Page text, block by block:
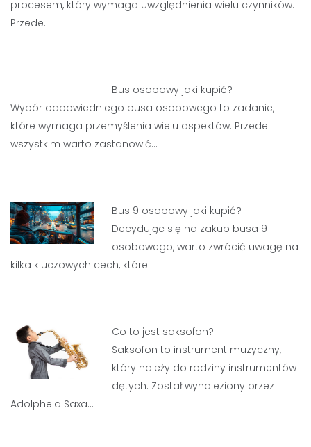
procesem, który wymaga uwzględnienia wielu czynników.
Przede…
Bus osobowy jaki kupić?
Wybór odpowiedniego busa osobowego to zadanie,
które wymaga przemyślenia wielu aspektów. Przede
wszystkim warto zastanowić…
Bus 9 osobowy jaki kupić?
Decydując się na zakup busa 9
osobowego, warto zwrócić uwagę na
kilka kluczowych cech, które…
Co to jest saksofon?
Saksofon to instrument muzyczny,
który należy do rodziny instrumentów
dętych. Został wynaleziony przez
Adolphe'a Saxa…